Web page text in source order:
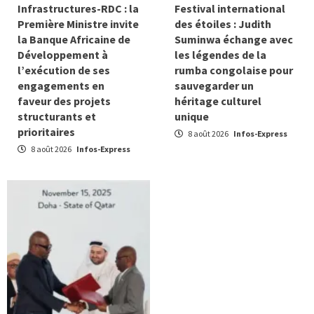
Infrastructures-RDC : la
Première Ministre invite
la Banque Africaine de
Développement à
l’exécution de ses
engagements en
faveur des projets
structurants et
prioritaires
8 août 2026 Infos-Express
Festival international
des étoiles : Judith
Suminwa échange avec
les légendes de la
rumba congolaise pour
sauvegarder un
héritage culturel
unique
8 août 2026 Infos-Express